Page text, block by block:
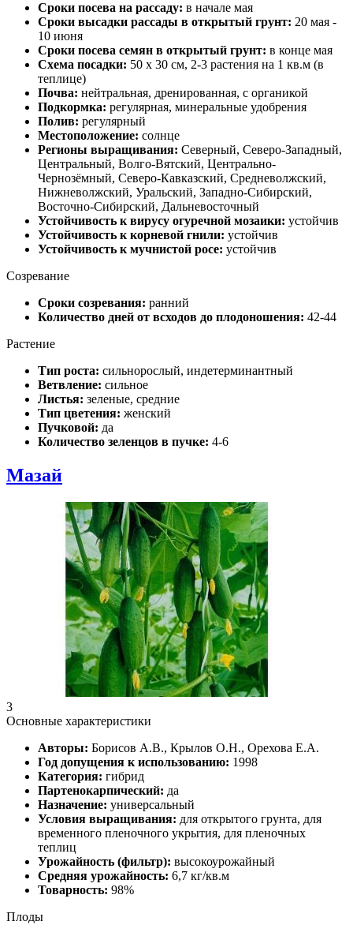
Сроки посева на рассаду: в начале мая
Сроки высадки рассады в открытый грунт: 20 мая -
10 июня
Сроки посева семян в открытый грунт: в конце мая
Схема посадки: 50 х 30 см, 2-3 растения на 1 кв.м (в
теплице)
Почва: нейтральная, дренированная, с органикой
Подкормка: регулярная, минеральные удобрения
Полив: регулярный
Местоположение: солнце
Регионы выращивания: Северный, Северо-Западный,
Центральный, Волго-Вятский, Центрально-
Чернозёмный, Северо-Кавказский, Средневолжский,
Нижневолжский, Уральский, Западно-Сибирский,
Восточно-Сибирский, Дальневосточный
Устойчивость к вирусу огуречной мозаики: устойчив
Устойчивость к корневой гнили: устойчив
Устойчивость к мучнистой росе: устойчив
Созревание
Сроки созревания: ранний
Количество дней от всходов до плодоношения: 42-44
Растение
Тип роста: сильнорослый, индетерминантный
Ветвление: сильное
Листья: зеленые, средние
Тип цветения: женский
Пучковой: да
Количество зеленцов в пучке: 4-6
Мазай
3
Основные характеристики
Авторы: Борисов А.В., Крылов О.Н., Орехова Е.А.
Год допущения к использованию: 1998
Категория: гибрид
Партенокарпический: да
Назначение: универсальный
Условия выращивания: для открытого грунта, для
временного пленочного укрытия, для пленочных
теплиц
Урожайность (фильтр): высокоурожайный
Средняя урожайность: 6,7 кг/кв.м
Товарность: 98%
Плоды